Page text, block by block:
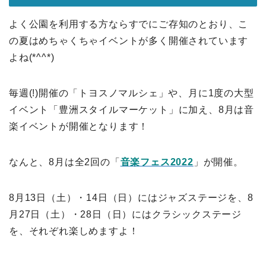
よく公園を利用する方ならすでにご存知のとおり、こ
の夏はめちゃくちゃイベントが多く開催されています
よね(*^^*)
毎週(!)開催の「トヨスノマルシェ」や、月に1度の大型
イベント「豊洲スタイルマーケット」に加え、8月は音
楽イベントが開催となります！
なんと、8月は全2回の「 音楽フェス2022 」が開催。
8月13日（土）・14日（日）にはジャズステージを、8
月27日（土）・28日（日）にはクラシックステージ
を、それぞれ楽しめますよ！